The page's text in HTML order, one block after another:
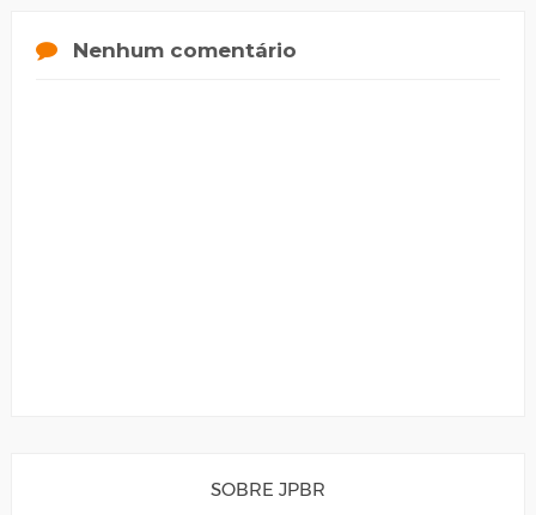
Nenhum comentário
SOBRE JPBR